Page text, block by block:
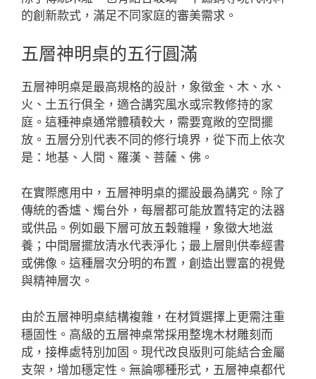
的創新款式，滿足不同家庭的審美需求。
五層神明桌的五行圓滿
五層神明桌是最高規格的設計，象徵金、木、水、
火、土五行俱全，適合講究風水或宗教修持的家
庭。這種神桌通常體積較大，需要寬敞的空間擺
放。五層分別代表不同的修行境界，從下而上依次
是：地基、人間、羅漢、菩薩、佛。
在實際應用中，五層神明桌的擺設最為講究。除了
傳統的香爐、燭台外，每層都可能放置特定的法器
或供品。例如最下層可放五穀雜糧，象徵大地滋
養；中間層擺放清水代表淨化；最上層則供奉經書
或佛像。這種層次分明的布置，創造出豐富的視覺
與精神層次。
由於五層神明桌結構複雜，在材質選擇上更需注重
穩固性。高級的五層神桌常採用整塊木材雕刻而
成，接榫處特別加固。現代改良版則可能結合金屬
支架，增加穩定性。無論哪種形式，五層神桌都代